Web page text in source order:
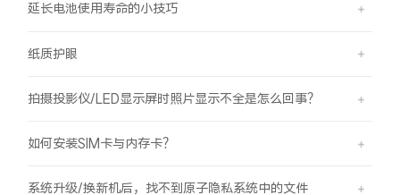
延长电池使用寿命的小技巧
纸质护眼
拍摄投影仪/LED显示屏时照片显示不全是怎么回事？
如何安装SIM卡与内存卡？
系统升级/换新机后，找不到原子隐私系统中的文件